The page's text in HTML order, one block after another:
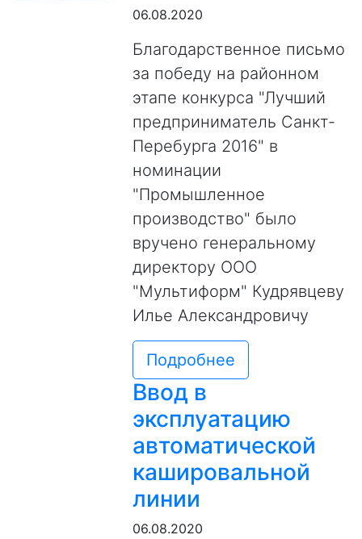
06.08.2020
Благодарственное письмо
за победу на районном
этапе конкурса "Лучший
предприниматель Санкт-
Перебурга 2016" в
номинации
"Промышленное
производство" было
вручено генеральному
директору ООО
"Мультиформ" Кудрявцеву
Илье Александровичу
Подробнее
Ввод в
эксплуатацию
автоматической
кашировальной
линии
06.08.2020